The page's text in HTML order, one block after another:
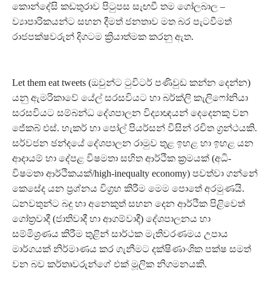
කොන්දේසි කඩතුරාව පිටුපස සැඟවී තම ගෝලබාල –
ව්‍යාපාරිකයන්ට සහන දීමත් ජනතාව මත බර පැටවීමත්
රාජපක්ෂවරුන් දිගටම ක්‍රියාත්මක කරනු ඇත.
Let them eat tweets (ඔවුන්ට ටුවිටර් පණිවුඩ කන්න දෙන්න)
යනු ඇමරිකාවේ යේල් සරසවියට හා බර්ක්ලි කැලිෆෝනියා
සරසවියට සම්බන්ධ දේශපාලන විද්‍යාඥයන් දෙදෙනකු වන
ජේකබ් එස්. හැකර් හා පෝල් පියර්සන් විසින් රචිත ග්‍රන්ථයකි.
සර්වජන ඡන්දයේ දේශපාලන රාමුව තුළ ඉහළ හා ඉහළ යන
ආදායම් හා දේපළ විෂමතා සහිත ආර්ථික ක්‍රමයක් (අධි-
විෂමතා ආර්ථිකයක්/high-inequalty economy) පවත්වා ගන්නේ
කෙසේද යන ප්‍රශ්නය විග්‍රහ කිරීම මෙම පොතේ අරමුණයි.
ධනවතුන්ට බදු හා අනෙකුත් සහන දෙන ආර්ථික පිළිවෙත්
ගෝත්‍රවාදී (ජාතිවාදී හා ආගම්වාදී) දේශපාලනය හා
සම්මිශ්‍රණය කිරීම තුළින් සාර්ථක මැතිවරණමය උපාය
මාර්ගයක් නිර්මාණය කර ගැනීමට දක්ෂිණාංශික පක්ෂ සමත්
වන බව කර්තෘවරුන්ගේ එක් මූලික නිගමනයකි.